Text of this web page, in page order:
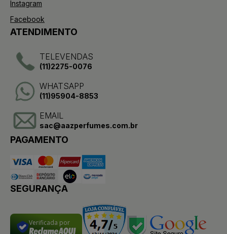
Instagram
Facebook
ATENDIMENTO
TELEVENDAS
(11)2275-0076
WHATSAPP
(11)95904-8853
EMAIL
sac@aazperfumes.com.br
PAGAMENTO
SEGURANÇA
Verificada por